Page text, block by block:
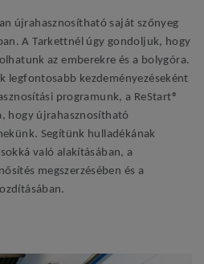
újrahasznosítható saját szőnyeg
A Tarkettnél úgy gondoljuk, hogy
az emberekre és a bolygóra.
legfontosabb kezdeményezéseként
programunk, a ReStart®
hogy újrahasznosítható
Segítünk hulladékának
való alakításában, a
megszerzésében és a